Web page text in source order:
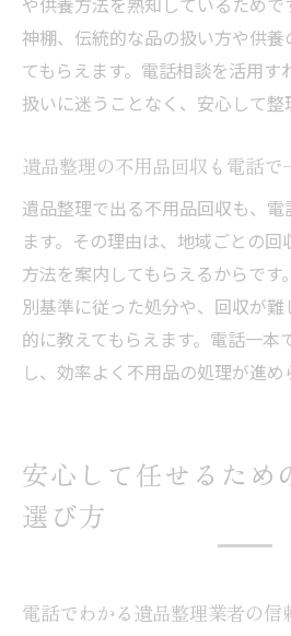
神棚、伝統的な品の扱い方や供
てもらえます。電話相談を活用す
扱いに迷うことなく、安心して整
遺品整理の不用品回収も電話で
遺品整理で出る不用品回収も、
ます。その理由は、地域ごとの
方法を案内してもらえるからです
別基準に従った処分や、回収が
的に教えてもらえます。電話一本
し、効率よく不用品の処理が進め
安心して任せるため
選び方
電話でわかる遺品整理業者の信